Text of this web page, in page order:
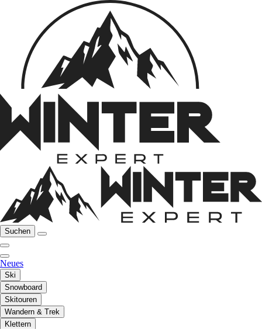
Suchen
Neues
Ski
Snowboard
Skitouren
Wandern & Trek
Klettern